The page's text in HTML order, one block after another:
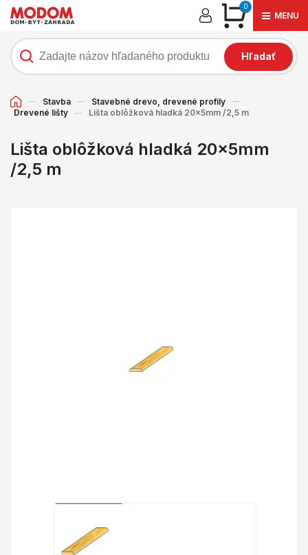
0
MENU
Hľadať
Stavba
Stavebné drevo, drevené profily
Drevené lišty
Lišta oblôžková hladká 20x5mm /2,5 m
Lišta oblôžková hladká 20x5mm
/2,5 m